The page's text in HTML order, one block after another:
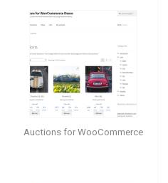
Auctions for WooCommerce